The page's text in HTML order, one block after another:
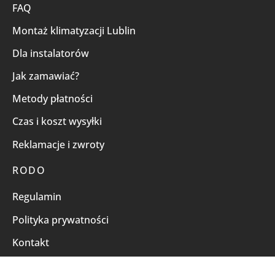
FAQ
Montaż klimatyzacji Lublin
Dla instalatorów
Jak zamawiać?
Metody płatności
Czas i koszt wysyłki
Reklamacje i zwroty
RODO
Regulamin
Polityka prywatności
Kontakt